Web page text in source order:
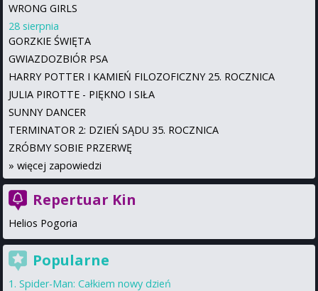
WRONG GIRLS
28 sierpnia
GORZKIE ŚWIĘTA
GWIAZDOZBIÓR PSA
HARRY POTTER I KAMIEŃ FILOZOFICZNY 25. ROCZNICA
JULIA PIROTTE - PIĘKNO I SIŁA
SUNNY DANCER
TERMINATOR 2: DZIEŃ SĄDU 35. ROCZNICA
ZRÓBMY SOBIE PRZERWĘ
» więcej zapowiedzi
Repertuar Kin
Helios Pogoria
Popularne
Spider-Man: Całkiem nowy dzień